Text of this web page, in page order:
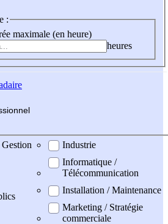
:
maximale (en heure)
heures
Industrie
Informatique /
Télécommunication
Installation / Maintenance
Marketing / Stratégie
commerciale